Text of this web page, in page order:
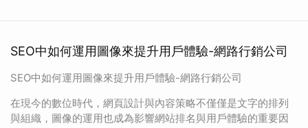
SEO中如何運用圖像來提升用戶體驗-網路行銷公司
SEO中如何運用圖像來提升用戶體驗-網路行銷公司
在現今的數位時代，網頁設計與內容策略不僅僅是文字的排列
與組織，圖像的運用也成為影響網站排名與用戶體驗的重要因